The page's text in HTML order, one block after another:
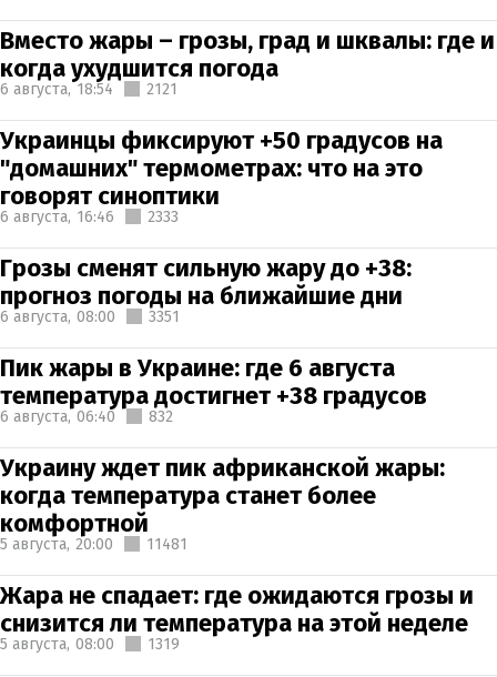
Вместо жары – грозы, град и шквалы: где и
когда ухудшится погода
6 августа, 18:54 2121
Украинцы фиксируют +50 градусов на
"домашних" термометрах: что на это
говорят синоптики
6 августа, 16:46 2333
Грозы сменят сильную жару до +38:
прогноз погоды на ближайшие дни
6 августа, 08:00 3351
Пик жары в Украине: где 6 августа
температура достигнет +38 градусов
6 августа, 06:40 832
Украину ждет пик африканской жары:
когда температура станет более
комфортной
5 августа, 20:00 11481
Жара не спадает: где ожидаются грозы и
снизится ли температура на этой неделе
5 августа, 08:00 1319